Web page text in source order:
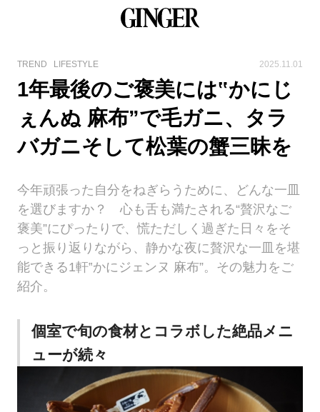
TREND LIFESTYLE 2025.11.01
1年最後のご褒美には‟かにじ
ぇんぬ 麻布”で毛ガニ、タラ
バガニそして松葉の蟹三昧を
今年頑張った自分をねぎらうために、どんな一皿
を選びますか？ 心も舌も満たされる“贅沢なご
褒美”にぴったりで、慌ただしく過ぎた日々をそ
っと振り返りながら、静かな夜に贅沢な一皿を堪
能できる1軒‟かにジェンヌ 麻布”。その魅力をご
紹介。
個室で旬の食材とコラボした絶品メニ
ューが続々